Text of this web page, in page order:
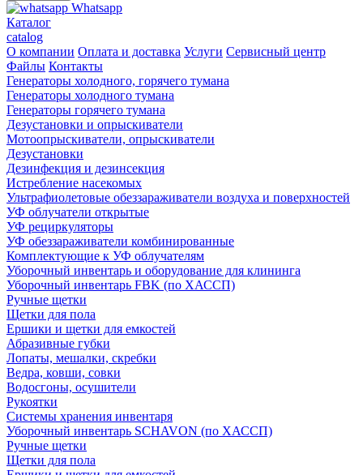
Whatsapp
Каталог
catalog
О компании Оплата и доставка Услуги Сервисный центр
Файлы Контакты
Генераторы холодного, горячего тумана
Генераторы холодного тумана
Генераторы горячего тумана
Дезустановки и опрыскиватели
Мотоопрыскиватели, опрыскиватели
Дезустановки
Дезинфекция и дезинсекция
Истребление насекомых
Ультрафиолетовые обеззараживатели воздуха и поверхностей
УФ облучатели открытые
УФ рециркуляторы
УФ обеззараживатели комбинированные
Комплектующие к УФ облучателям
Уборочный инвентарь и оборудование для клининга
Уборочный инвентарь FBK (по ХАССП)
Ручные щетки
Щетки для пола
Ершики и щетки для емкостей
Абразивные губки
Лопаты, мешалки, скребки
Ведра, ковши, совки
Водосгоны, осушители
Рукоятки
Системы хранения инвентаря
Уборочный инвентарь SCHAVON (по ХАССП)
Ручные щетки
Щетки для пола